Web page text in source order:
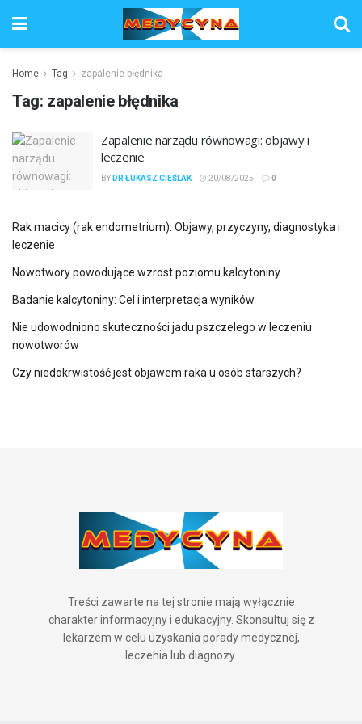
Home Tag zapalenie błędnika
Tag: zapalenie błędnika
Zapalenie narządu równowagi: objawy i
leczenie
BY DR ŁUKASZ CIEŚLAK 20/08/2025 0
Rak macicy (rak endometrium): Objawy, przyczyny, diagnostyka i
leczenie
Nowotwory powodujące wzrost poziomu kalcytoniny
Badanie kalcytoniny: Cel i interpretacja wyników
Nie udowodniono skuteczności jadu pszczelego w leczeniu
nowotworów
Czy niedokrwistość jest objawem raka u osób starszych?
Treści zawarte na tej stronie mają wyłącznie
charakter informacyjny i edukacyjny. Skonsultuj się z
lekarzem w celu uzyskania porady medycznej,
leczenia lub diagnozy.